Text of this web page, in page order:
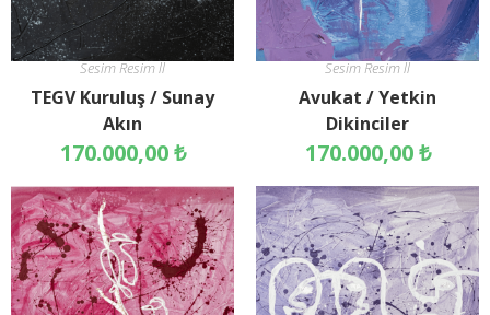
Sesim Resim ll
TEGV Kuruluş / Sunay
Akın
170.000,00₺
Sesim Resim ll
Avukat / Yetkin
Dikinciler
170.000,00₺